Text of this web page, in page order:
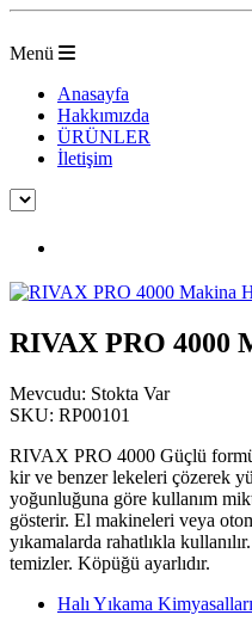
Menü
Anasayfa
Hakkımızda
ÜRÜNLER
İletişim
RIVAX PRO 4000
Mevcudu: Stokta Var
SKU: RP00101
RIVAX PRO 4000 Güçlü
kir ve benzer lekeleri çözerek
yoğunluğuna göre kullanım
gösterir. El makineleri veya
yıkamalarda rahatlıkla
temizler. Köpüğü ayarlıdır.
Halı Yıkama Kimyasalları